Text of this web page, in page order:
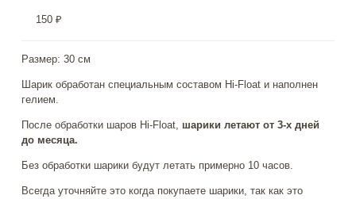
150 ₽
Размер: 30 см
Шарик обработан специальным составом Hi-Float и наполнен
гелием.
После обработки шаров Hi-Float, шарики летают от 3-х дней
до месяца.
Без обработки шарики будут летать примерно 10 часов.
Всегда уточняйте это когда покупаете шарики, так как это